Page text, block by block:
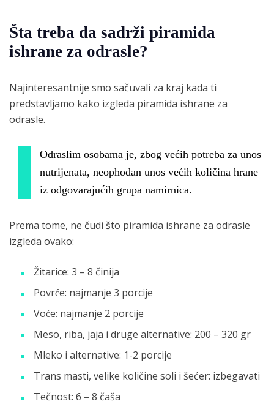
Šta treba da sadrži piramida
ishrane za odrasle?
Najinteresantnije smo sačuvali za kraj kada ti
predstavljamo kako izgleda piramida ishrane za
odrasle.
Odraslim osobama je, zbog većih potreba za unos
nutrijenata, neophodan unos većih količina hrane
iz odgovarajućih grupa namirnica.
Prema tome, ne čudi što piramida ishrane za odrasle
izgleda ovako:
Žitarice: 3 – 8 činija
Povrće: najmanje 3 porcije
Voće: najmanje 2 porcije
Meso, riba, jaja i druge alternative: 200 – 320 gr
Mleko i alternative: 1-2 porcije
Trans masti, velike količine soli i šećer: izbegavati
Tečnost: 6 – 8 čaša